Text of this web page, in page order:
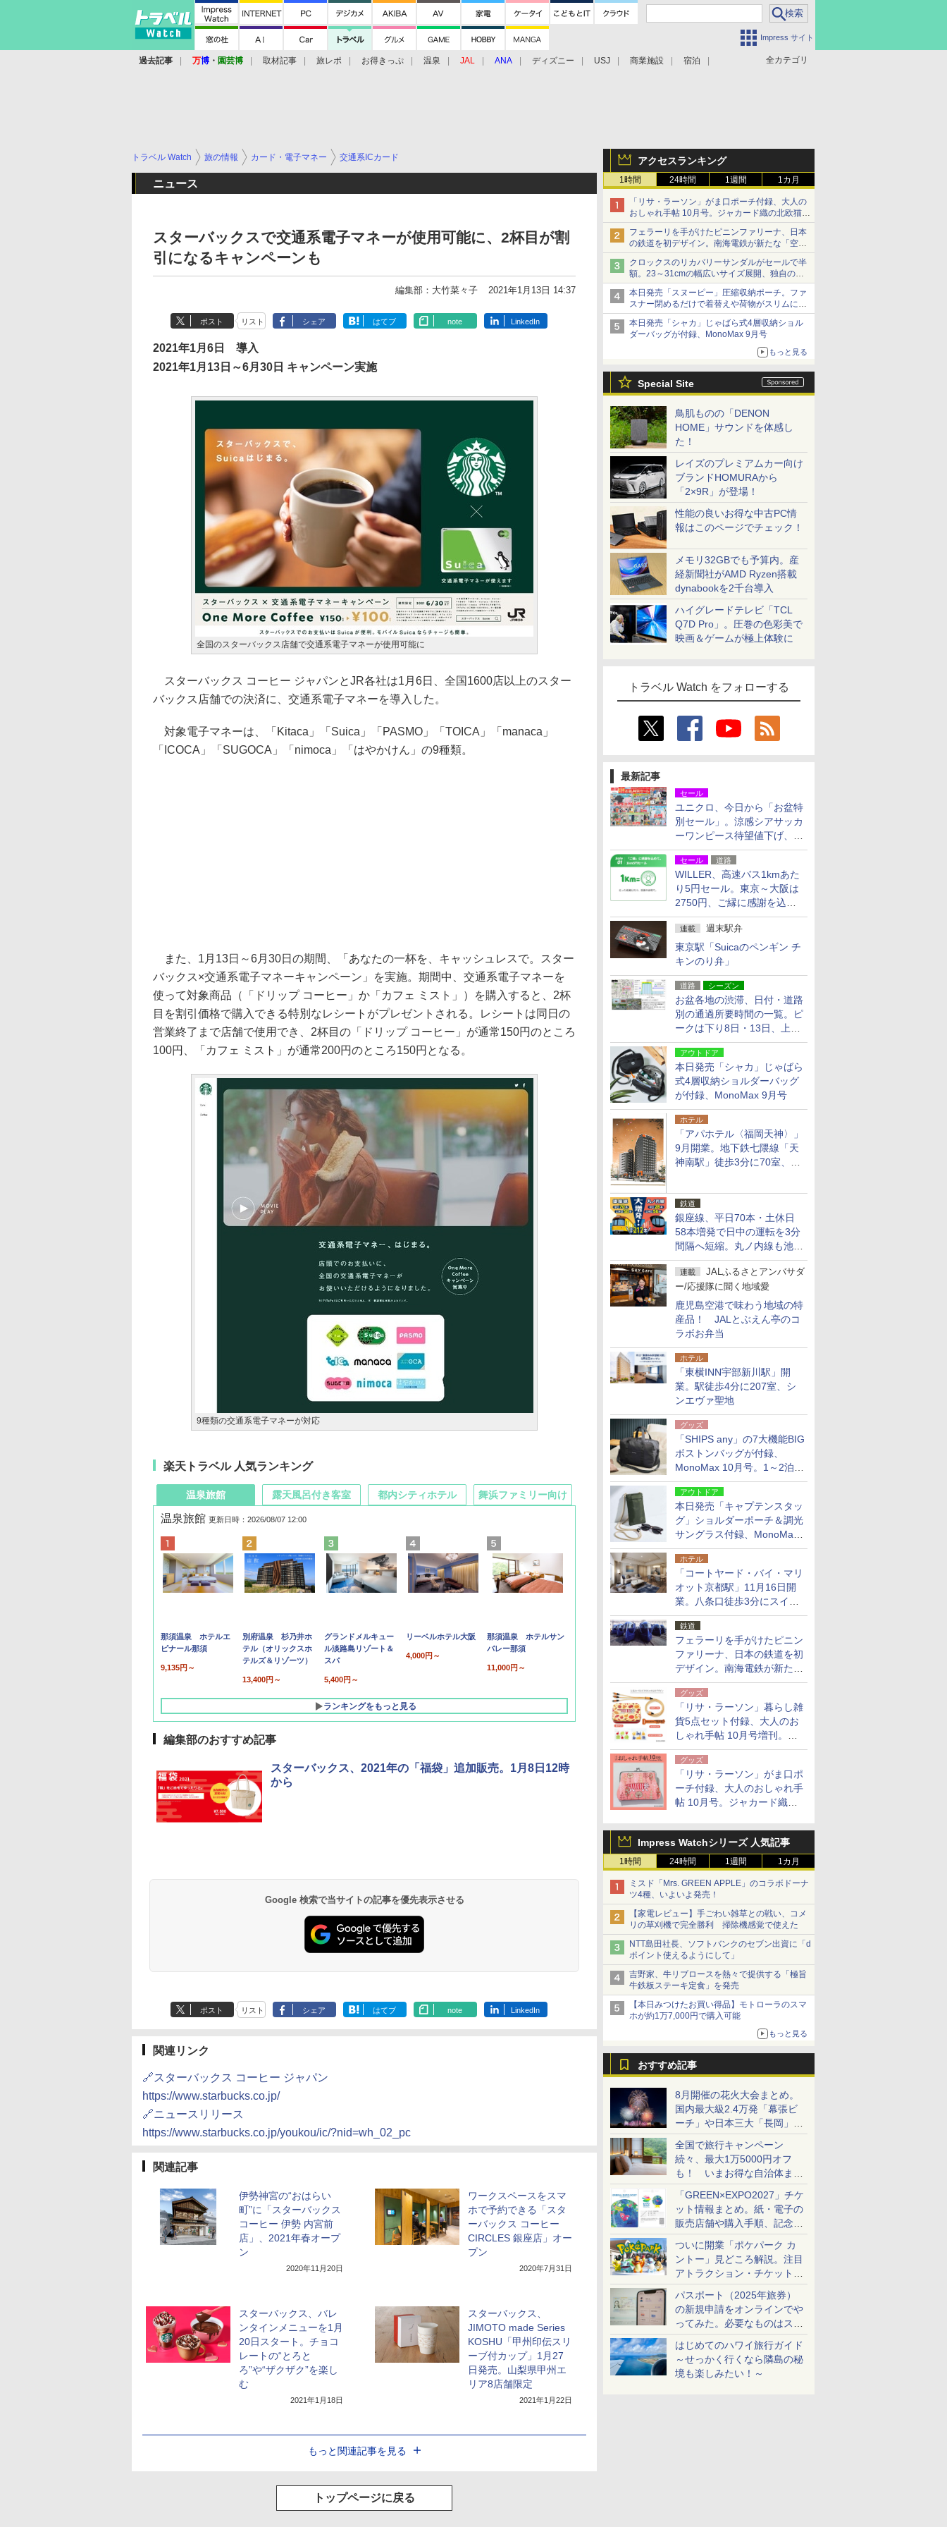
Impress サイト
全カテゴリ
過去記事 万博 ・ 園芸博 取材記事 旅レポ お得きっぷ 温泉 JAL ANA ディズニー USJ 商業施設 宿泊
アクセスランキング
1時間 24時間 1週間 1カ月
「リサ・ラーソン」がま口ポーチ付録、大人の
おしゃれ手帖 10月号。ジャカード織の北欧猫デ
ザイン
フェラーリを手がけたピニンファリーナ、日本
の鉄道を初デザイン。南海電鉄が新たな「空港
特急」をなにわ筋線へ導入
クロックスのリカバリーサンダルがセールで半
額。23～31cmの幅広いサイズ展開、独自のク
ッション素材を採用
本日発売「スヌーピー」圧縮収納ポーチ。ファ
スナー閉めるだけで着替えや荷物がスリムにま
とまる
本日発売「シャカ」じゃばら式4層収納ショル
ダーバッグが付録、MonoMax 9月号
もっと見る
Special Site
鳥肌ものの「DENON
HOME」サウンドを体感し
た！
レイズのプレミアムカー向け
ブランドHOMURAから
「2×9R」が登場！
性能の良いお得な中古PC情
報はこのページでチェック！
メモリ32GBでも予算内。産
経新聞社がAMD Ryzen搭載
dynabookを2千台導入
ハイグレードテレビ「TCL
Q7D Pro」。圧巻の色彩美で
映画＆ゲームが極上体験に
トラベル Watch をフォローする
最新記事
セール
ユニクロ、今日から「お盆特
別セール」。涼感シアサッカ
ーワンピース待望値下げ、撥
水ギアショーツは1990円に
セール 道路
WILLER、高速バス1kmあた
り5円セール。東京～大阪は
2750円、ご縁に感謝を込め
た20周年記念キャンペーン
連載 週末駅弁
東京駅「Suicaのペンギン チ
キンのり弁」
道路 シーズン
お盆各地の渋滞、日付・道路
別の通過所要時間の一覧。ピ
ークは下り8日・13日、上り
14日・15日
アウトドア
本日発売「シャカ」じゃばら
式4層収納ショルダーバッグ
が付録、MonoMax 9月号
ホテル
「アパホテル〈福岡天神〉」
9月開業。地下鉄七隈線「天
神南駅」徒歩3分に70室、エ
鉄道
銀座線、平日70本・土休日
58本増発で日中の運転を3分
間隔へ短縮。丸ノ内線も池袋
～中野坂上を4分間隔に
連載
JALふるさとアンバサダ
ー/応援隊に聞く地域愛
鹿児島空港で味わう地域の特
産品！ JALとぶえん亭のコ
ラボお弁当
ホテル
「東横INN宇部新川駅」開
業。駅徒歩4分に207室、シ
ンエヴァ聖地
グッズ
「SHIPS any」の7大機能BIG
ボストンバッグが付録、
MonoMax 10月号。1～2泊の
荷物、キャリーオンも可能
アウトドア
本日発売「キャプテンスタッ
グ」ショルダーポーチ＆調光
サングラス付録、MonoMax
9月号増刊
ホテル
「コートヤード・バイ・マリ
オット京都駅」11月16日開
業。八条口徒歩3分にスイー
ト含む全270室、ダイニング
も併設
鉄道
フェラーリを手がけたピニン
ファリーナ、日本の鉄道を初
デザイン。南海電鉄が新たな
「空港特急」をなにわ筋線へ
導入
グッズ
「リサ・ラーソン」暮らし雑
貨5点セット付録、大人のお
しゃれ手帖 10月号増刊。
USBケーブルや缶ケースなど
グッズ
「リサ・ラーソン」がま口ポ
ーチ付録、大人のおしゃれ手
帖 10月号。ジャカード織の
Impress Watchシリーズ 人気記事
1時間 24時間 1週間 1カ月
ミスド「Mrs. GREEN APPLE」のコラボドーナ
ツ4種、いよいよ発売！
【家電レビュー】手ごわい雑草との戦い、コメ
リの草刈機で完全勝利 掃除機感覚で使えた
NTT島田社長、ソフトバンクのセブン出資に「d
ポイント使えるようにして」
吉野家、牛リブロースを熱々で提供する「極旨
牛鉄板ステーキ定食」を発売
【本日みつけたお買い得品】モトローラのスマ
ホが約1万7,000円で購入可能
もっと見る
おすすめ記事
8月開催の花火大会まとめ。
国内最大級2.4万発「幕張ビ
ーチ」や日本三大「長岡」な
ど大型イベント目白押し！
全国で旅行キャンペーン
続々、最大1万5000円オフ
も！ いまお得な自治体まと
め
「GREEN×EXPO2027」チケ
ット情報まとめ。紙・電子の
販売店舗や購入手順、記念チ
ケットも解説
ついに開業「ポケパーク カ
ントー」見どころ解説。注目
アトラクション・チケット手
配・来場前に必要な準備は？
パスポート（2025年旅券）
の新規申請をオンラインでや
ってみた。必要なものはスマ
ホとマイナカードのみ
はじめてのハワイ旅行ガイド
～せっかく行くなら隣島の秘
境も楽しみたい！～
トラベル Watch 旅の情報 カード・電子マネー 交通系ICカード
ニュース
スターバックスで交通系電子マネーが使用可能に、2杯目が割
引になるキャンペーンも
編集部：大竹菜々子 2021年1月13日 14:37
ポスト リスト シェア はてブ note LinkedIn
2021年1月6日 導入
2021年1月13日～6月30日 キャンペーン実施
全国のスターバックス店舗で交通系電子マネーが使用可能に
スターバックス コーヒー ジャパンとJR各社は1月6日、全国1600店以上のスター
バックス店舗での決済に、交通系電子マネーを導入した。
対象電子マネーは、「Kitaca」「Suica」「PASMO」「TOICA」「manaca」
「ICOCA」「SUGOCA」「nimoca」「はやかけん」の9種類。
また、1月13日～6月30日の期間、「あなたの一杯を、キャッシュレスで。スター
バックス×交通系電子マネーキャンペーン」を実施。期間中、交通系電子マネーを
使って対象商品（「ドリップ コーヒー」か「カフェ ミスト」）を購入すると、2杯
目を割引価格で購入できる特別なレシートがプレゼントされる。レシートは同日の
営業終了まで店舗で使用でき、2杯目の「ドリップ コーヒー」が通常150円のところ
100円、「カフェ ミスト」が通常200円のところ150円となる。
9種類の交通系電子マネーが対応
楽天トラベル 人気ランキング
温泉旅館
温泉旅館 更新日時：2026/08/07 12:00
那須温泉 ホテルエ
ピナール那須
9,135円～
別府温泉 杉乃井ホ
テル（オリックスホ
テルズ＆リゾーツ）
13,400円～
グランドメルキュー
ル淡路島リゾート＆
スパ
5,400円～
リーベルホテル大阪
4,000円～
那須温泉 ホテルサン
バレー那須
11,000円～
ランキングをもっと見る
露天風呂付き客室
10,450円～
19,541円～
都内シティホテル 舞浜ファミリー向け
7,950円～
5,758円～
編集部のおすすめ記事
スターバックス、2021年の「福袋」追加販売。1月8日12時
から
Google 検索で当サイトの記事を優先表示させる
ポスト リスト シェア はてブ note LinkedIn
関連リンク
🔗スターバックス コーヒー ジャパン
https://www.starbucks.co.jp/
🔗ニュースリリース
https://www.starbucks.co.jp/youkou/ic/?nid=wh_02_pc
関連記事
伊勢神宮の“おはらい
町”に「スターバックス
コーヒー 伊勢 内宮前
店」、2021年春オープ
ン
2020年11月20日
ワークスペースをスマ
ホで予約できる「スタ
ーバックス コーヒー
CIRCLES 銀座店」オー
プン
2020年7月31日
スターバックス、バレ
ンタインメニューを1月
20日スタート。チョコ
レートの“とろと
ろ”や“ザクザク”を楽し
む
2021年1月18日
スターバックス、
JIMOTO made Series
KOSHU「甲州印伝スリ
ーブ付カップ」1月27
日発売。山梨県甲州エ
リア8店舗限定
2021年1月22日
もっと関連記事を見る
トップページに戻る